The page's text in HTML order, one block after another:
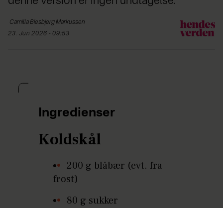
CamillaBiesbjerg Markussen
23. Jun 2026 - 09:53
Ingredienser
Koldskål
200 g blåbær (evt. fra
frost)
80 g sukker